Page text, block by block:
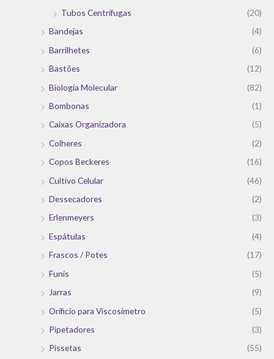
Tubos Centrífugas
(20)
Bandejas
(4)
Barrilhetes
(6)
Bastões
(12)
Biologia Molecular
(82)
Bombonas
(1)
Caixas Organizadora
(5)
Colheres
(2)
Copos Beckeres
(16)
Cultivo Celular
(46)
Dessecadores
(2)
Erlenmeyers
(3)
Espátulas
(4)
Frascos / Potes
(17)
Funis
(5)
Jarras
(9)
Oríficio para Viscosímetro
(5)
Pipetadores
(3)
Pissetas
(55)